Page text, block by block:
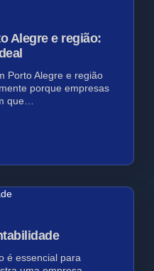
Alegre e região:
Porto Alegre e região
porque empresas
que…
é essencial para